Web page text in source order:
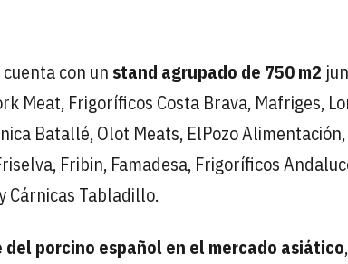
con un stand agrupado de 750 m2
Meat, Frigoríficos Costa Brava, Mafriges,
Batallé, Olot Meats, ElPozo
Fribin, Famadesa, Frigoríficos
Cárnicas Tabladillo.
porcino español en el mercado asiático